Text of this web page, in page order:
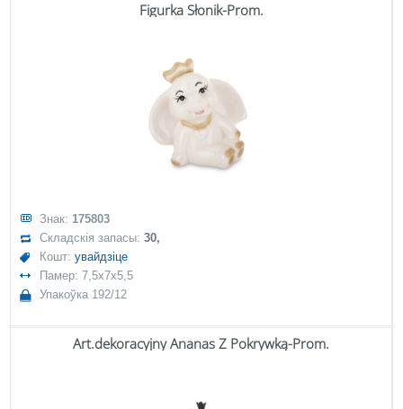
Figurka Słonik-Prom.
Знак: 175803
Складскія запасы:30,
Кошт:увайдзіце
Памер: 7,5x7x5,5
Упакоўка 192/12
Art.dekoracyjny Ananas Z Pokrywką-Prom.